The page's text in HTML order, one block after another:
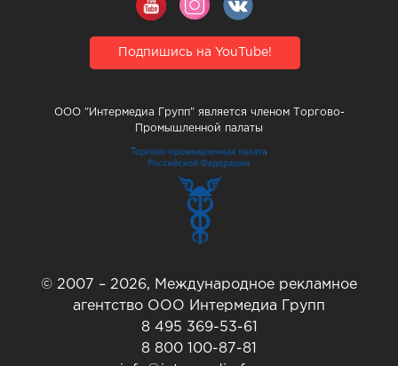
Подпишись на YouTube!
ООО "Интермедиа Групп" является членом Торгово-
Промышленной палаты
© 2007 – 2026, Международное рекламное
агентство ООО Интермедиа Групп
8 495 369-53-61
8 800 100-87-81